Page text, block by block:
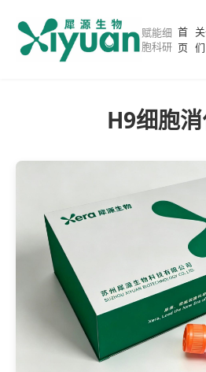
赋能细
胞科研
首
页 们
H9细胞